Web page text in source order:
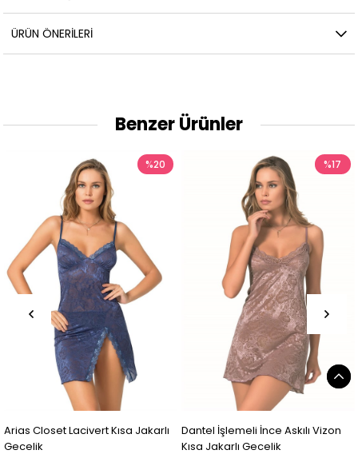
ÜRÜN ÖNERILERI
Benzer Ürünler
Arias Closet Lacivert Kısa Jakarlı
Gecelik
%20
Dantel İşlemeli İnce Askılı Vizon
Kısa Jakarlı Gecelik
%17